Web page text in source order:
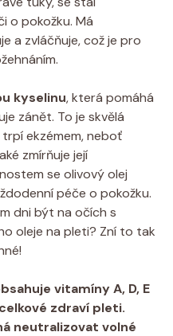
o pokožku. Má​
a zvláčňuje,⁢ což ​je pro
kyselinu, která pomáhá‍
zánět. To​ je skvělá​
ekzémem, neboť
zmírňuje její
se olivový olej
péče o pokožku.
dni být​ na očích s
​oleje ⁤na pleti?⁣ Zní to tak
vitamíny A, D, ⁤E
⁣zdraví ⁤pleti.
neutralizovat volné